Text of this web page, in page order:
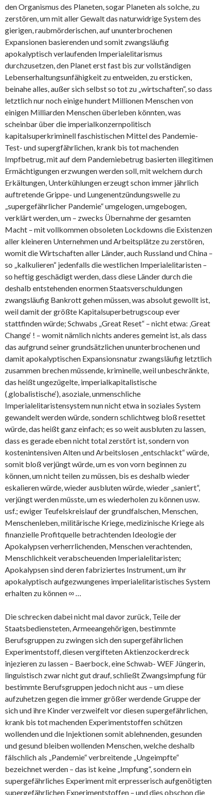
den Organismus des Planeten, sogar Planeten als solche, zu
zerstören, um mit aller Gewalt das naturwidrige System des
gierigen, raubmörderischen, auf ununterbrochenen
Expansionen basierenden und somit zwangsläufig
apokalyptisch verlaufenden Imperialelitarismus
durchzusetzen, den Planet erst fast bis zur vollständigen
Lebenserhaltungsunfähigkeit zu entweiden, zu ersticken,
beinahe alles, außer sich selbst so tot zu „wirtschaften“, so dass
letztlich nur noch einige hundert Millionen Menschen von
einigen Milliarden Menschen überleben könnten, was
scheinbar über die imperialkonzernpolitisch
kapitalsuperkriminell faschistischen Mittel des Pandemie-
Test- und supergfährlichen, krank bis tot machenden
Impfbetrug, mit auf dem Pandemiebetrug basierten illegitimen
Ermächtigungen erzwungen werden soll, mit welchem durch
Erkältungen, Unterkühlungen erzeugt schon immer jährlich
auftretende Grippe- und Lungenentzündungswelle zu
„supergefährlicher Pandemie“ umgelogen, umgebogen,
verklärt werden, um – zwecks Übernahme der gesamten
Macht – mit vollkommen obsoleten Lockdowns die Existenzen
aller kleineren Unternehmen und Arbeitsplätze zu zerstören,
womit die Wirtschaften aller Länder, auch Russland und China –
so „kalkulieren“ jedenfalls die westlichen Imperialelitaristen –
so heftig geschädigt werden, dass diese Länder durch die
deshalb entstehenden enormen Staatsverschuldungen
zwangsläufig Bankrott gehen müssen, was absolut gewollt ist,
weil damit der größte Kapitalsuperbetrugscoup ever
stattfinden würde; Schwabs „Great Reset“ – nicht etwa: ‚Great
Change‘ ! – womit nämlich nichts anderes gemeint ist, als dass
das aufgrund seiner grundsätzlichen ununterbrochenen und
damit apokalyptischen Expansionsnatur zwangsläufig letztlich
zusammen brechen müssende, kriminelle, weil unbeschränkte,
das heißt ungezügelte, imperialkapitalistische
(‚globalistische‘), asoziale, unmenschliche
Imperialelitaristensystem nun nicht etwa in soziales System
gewandelt werden würde, sondern schlichtweg bloß resettet
würde, das heißt ganz einfach; es so weit ausbluten zu lassen,
dass es gerade eben nicht total zerstört ist, sondern von
kostenintensiven Alten und Arbeitslosen „entschlackt“ würde,
somit bloß verjüngt würde, um es von vorn beginnen zu
können, um nicht teilen zu müssen, bis es deshalb wieder
eskalieren würde, wieder ausbluten würde, wieder „saniert“,
verjüngt werden müsste, um es wiederholen zu können usw.
usf.; ewiger Teufelskreislauf der grundfalschen, Menschen,
Menschenleben, militärische Kriege, medizinische Kriege als
finanzielle Profitquelle betrachtenden Ideologie der
Apokalypsen verherrlichenden, Menschen verachtenden,
Menschlichkeit verabscheuenden Imperialelitaristen;
Apokalypsen sind deren fabriziertes Instrument, um ihr
apokalyptisch aufgezwungenes imperialelitaristisches System
erhalten zu können ∞ …
Die schrecken dabei nicht mal davor zurück, Teile der
Staatsbediensteten, Armeeangehörigen, bestimmte
Berufsgruppen zu zwingen sich den supergefährlichen
Experimentstoff, diesen vergifteten Aktienzockerdreck
injezieren zu lassen – Baerbock, eine Schwab- WEF Jüngerin,
linguistisch zwar nicht gut drauf, schließt Zwangsimpfung für
bestimmte Berufsgruppen jedoch nicht aus – um diese
aufzuhetzen gegen die immer größer werdende Gruppe der
sich und ihre Kinder verzweifelt vor diesen supergefährlichen,
krank bis tot machenden Experimentstoffen schützen
wollenden und die Injektionen somit ablehnenden, gesunden
und gesund bleiben wollenden Menschen, welche deshalb
fälschlich als „Pandemie“ verbreitende „Ungeimpfte“
bezeichnet werden – das ist keine „Impfung“, sondern ein
supergefährliches Experiment mit erpresserisch aufgenötigten
supergefährlichen Experimentstoffen – und dies obschon die